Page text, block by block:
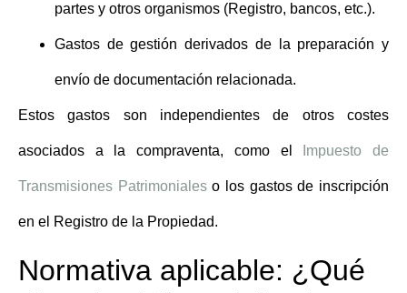
partes y otros organismos (Registro, bancos, etc.).
Gastos de gestión derivados de la preparación y
envío de documentación relacionada.
Estos gastos son independientes de otros costes
asociados a la compraventa, como el Impuesto de
Transmisiones Patrimonialeso los gastos de inscripción
en el Registro de la Propiedad.
Normativa aplicable: ¿Qué